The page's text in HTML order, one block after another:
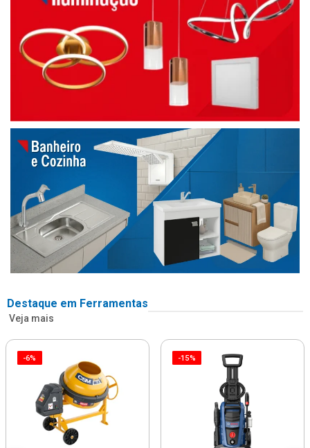
Destaque em Ferramentas
Veja mais
-6% -15%